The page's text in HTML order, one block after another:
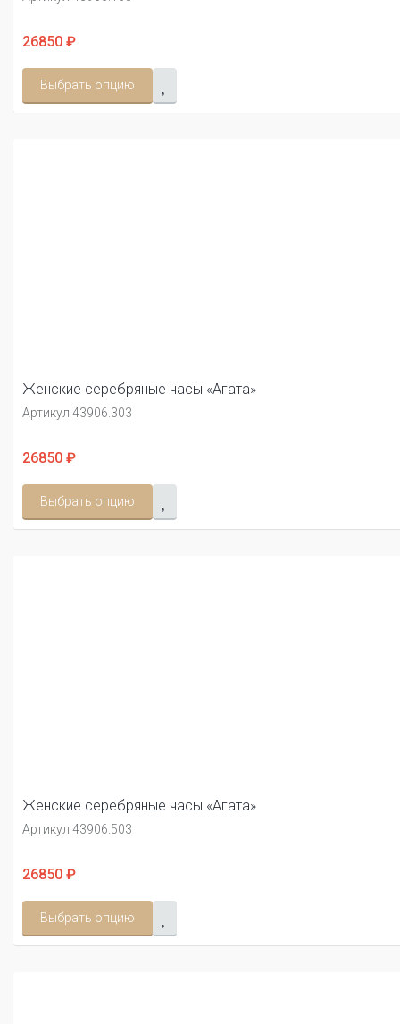
26850 ₽
Выбрать опцию
Женские серебряные часы «Агата»
Артикул:43906.303
26850 ₽
Выбрать опцию
Женские серебряные часы «Агата»
Артикул:43906.503
26850 ₽
Выбрать опцию